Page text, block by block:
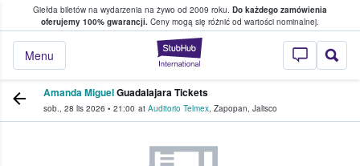
Giełda biletów na wydarzenia na żywo od 2009 roku. Do każdego zamówienia
oferujemy 100% gwarancji. Ceny mogą się różnić od wartości nominalnej.
StubHub —
Menu
w którym fani i kibice kupują i
Amanda MiguelGuadalajara Tickets
sob., 28 lis 2026 • 21:00 at Auditorio Telmex, Zapopan, Jalisco